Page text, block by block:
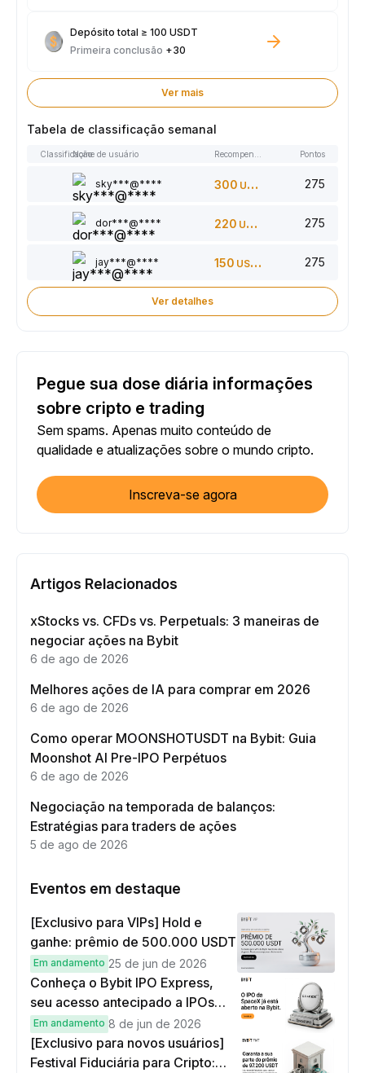
Depósito total ≥ 100 USDT
Primeira conclusão +30
Ver mais
Tabela de classificação semanal
ClassificaçãoNome de usuário Pontos
sky***@**** 300 USDT 275
dor***@**** 220 USDT 275
jay***@**** 150 USDT 275
Ver detalhes
Pegue sua dose diária informações
sobre cripto e trading
Sem spams. Apenas muito conteúdo de
qualidade e atualizações sobre o mundo cripto.
Inscreva-se agora
Artigos Relacionados
xStocks vs. CFDs vs. Perpetuals: 3 maneiras de
negociar ações na Bybit
6 de ago de 2026
Melhores ações de IA para comprar em 2026
6 de ago de 2026
Como operar MOONSHOTUSDT na Bybit: Guia
Moonshot AI Pre-IPO Perpétuos
6 de ago de 2026
Negociação na temporada de balanços:
Estratégias para traders de ações
5 de ago de 2026
Eventos em destaque
[Exclusivo para VIPs] Hold e
ganhe: prêmio de 500.000 USDT
Em andamento 25 de jun de 2026
Conheça o Bybit IPO Express,
seu acesso antecipado a IPOs
globais
Em andamento 8 de jun de 2026
[Exclusivo para novos usuários]
Festival Fiduciária para Cripto: